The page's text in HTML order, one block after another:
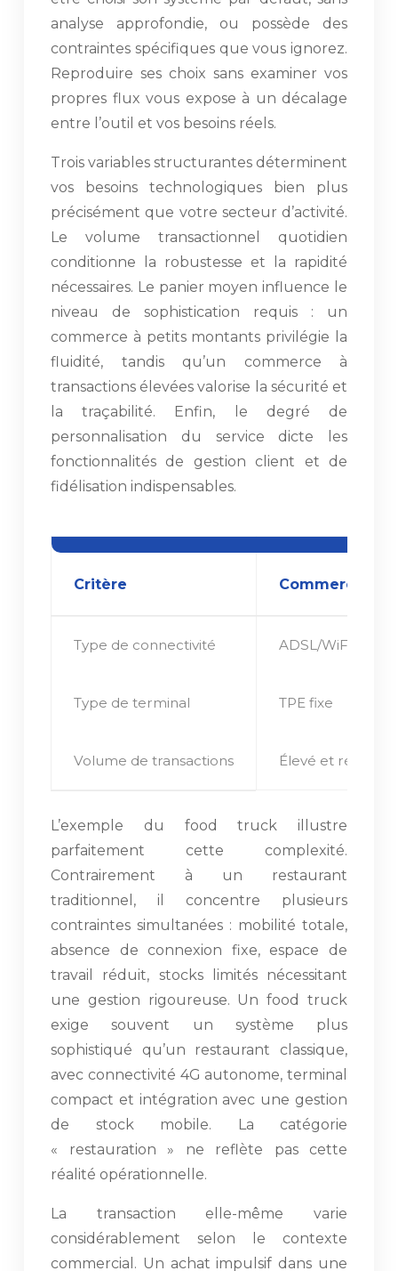
analyse approfondie, ou possède des
contraintes spécifiques que vous ignorez.
Reproduire ses choix sans examiner vos
propres flux vous expose à un décalage
entre l’outil et vos besoins réels.
Trois variables structurantes déterminent
vos besoins technologiques bien plus
précisément que votre secteur d’activité.
Le volume transactionnel quotidien
conditionne la robustesse et la rapidité
nécessaires. Le panier moyen influence le
niveau de sophistication requis : un
commerce à petits montants privilégie la
fluidité, tandis qu’un commerce à
transactions élevées valorise la sécurité et
la traçabilité. Enfin, le degré de
personnalisation du service dicte les
fonctionnalités de gestion client et de
fidélisation indispensables.
Critère Commerce
Type de connectivité ADSL/WiFi
Type de terminal TPE fixe
Volume de transactions Élevé et régulier
L’exemple du food truck illustre
parfaitement cette complexité.
Contrairement à un restaurant
traditionnel, il concentre plusieurs
contraintes simultanées : mobilité totale,
absence de connexion fixe, espace de
travail réduit, stocks limités nécessitant
une gestion rigoureuse. Un food truck
exige souvent un système plus
sophistiqué qu’un restaurant classique,
avec connectivité 4G autonome, terminal
compact et intégration avec une gestion
de stock mobile. La catégorie
« restauration » ne reflète pas cette
réalité opérationnelle.
La transaction elle-même varie
considérablement selon le contexte
commercial. Un achat impulsif dans une